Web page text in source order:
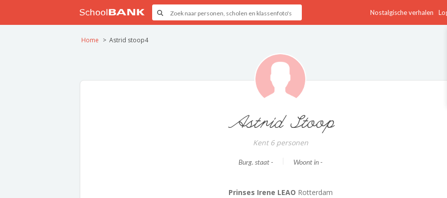
Nostalgische verhalen
Home Astrid stoop4
Astrid Stoop
Kent 6 personen
Burg. staat - Woont in -
Prinses Irene LEAO Rotterdam